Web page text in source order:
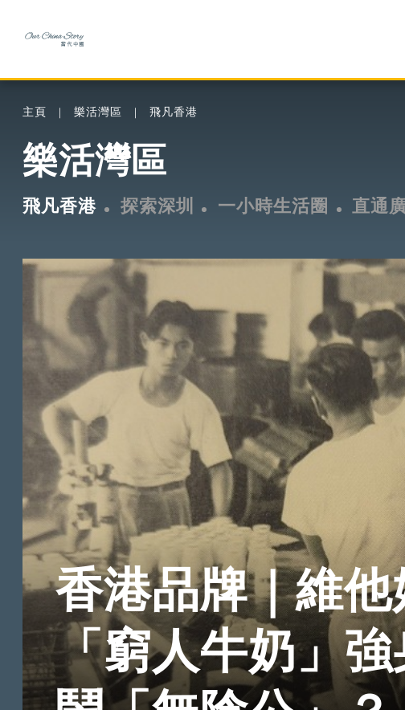
主頁 樂活灣區 飛凡香港
樂活灣區
飛凡香港 探索深圳 一小時生活圈 直通
香港品牌｜維
「窮人牛奶」